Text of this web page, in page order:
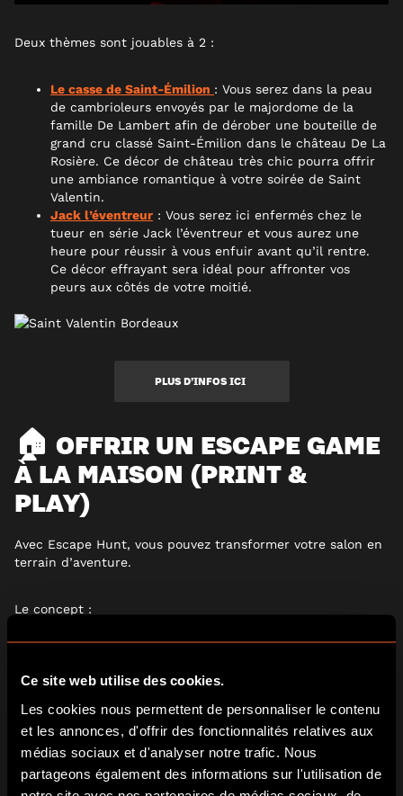
Ce site web utilise des cookies.
Les cookies nous permettent de personnaliser le contenu
et les annonces, d'offrir des fonctionnalités relatives aux
médias sociaux et d'analyser notre trafic. Nous
partageons également des informations sur l'utilisation de
Deux thèmes sont jouables à 2 :
Le casse de Saint-Émilion : Vous serez dans la peau
de cambrioleurs envoyés par le majordome de la
famille De Lambert afin de dérober une bouteille de
grand cru classé Saint-Émilion dans le château De La
Rosière. Ce décor de château très chic pourra offrir
une ambiance romantique à votre soirée de Saint
Valentin.
Jack l’éventreur : Vous serez ici enfermés chez le
tueur en série Jack l’éventreur et vous aurez une
heure pour réussir à vous enfuir avant qu’il rentre.
Ce décor effrayant sera idéal pour affronter vos
peurs aux côtés de votre moitié.
PLUS D’INFOS ICI
🏠 OFFRIR UN ESCAPE GAME
À LA MAISON (PRINT &
PLAY)
Avec Escape Hunt, vous pouvez transformer votre salon en
terrain d’aventure.
Le concept :
Imprimez les éléments